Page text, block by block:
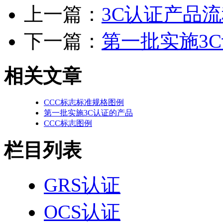
上一篇： 3C认证产品
下一篇： 第一批实施
相关文章
CCC标志标准规格图例
第一批实施3C认证的产品
CCC标志图例
栏目列表
GRS认证
OCS认证